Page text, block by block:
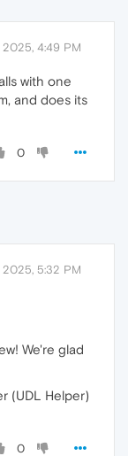
2025, 4:49 PM
with one
and does its
0
2025, 5:32 PM
We're glad
(UDL Helper)
0